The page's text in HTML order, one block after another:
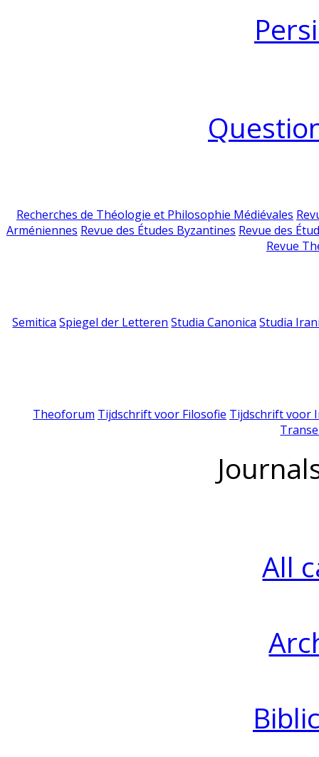
Recherches de Théologie et Philosophie Médiévales
Arméniennes Revue des Études Byzantines Revue des
Revue
Semitica Spiegel der Letteren Studia Canonica Studia
Theoforum Tijdschrift voor Filosofie Tijdschrift voor
All